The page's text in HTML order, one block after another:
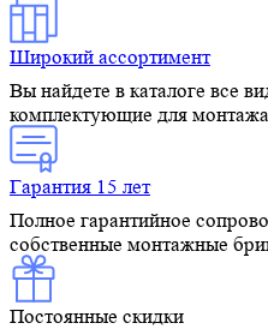
Широкий ассортимент
Вы найдете в каталоге все
комплектующие для монтажа
Гарантия 15 лет
Полное гарантийное
собственные монтажные
Постоянные скидки